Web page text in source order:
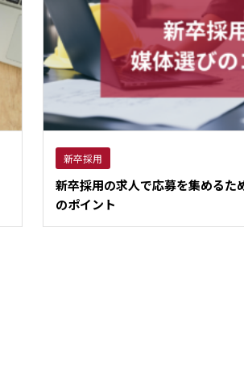
新卒採用
新卒採用の求人で応募を集めるた
のポイント